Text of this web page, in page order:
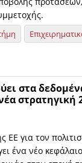
στα
στρατηγική
ΕΕ για τον
ένα νέο